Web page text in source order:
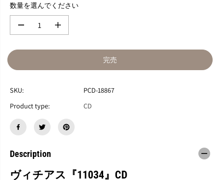
価
格
数量を選んでください
I
T
Y
A
Z
1
0
数
A
Z
0
完売
SKU:
PCD-18867
Product type:
CD
Description
ヴィチアス『11034』CD